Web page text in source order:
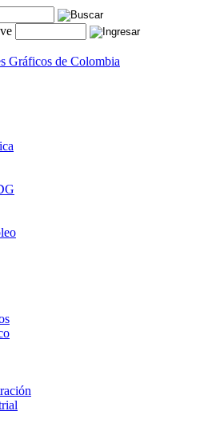
Gráficos de Colombia